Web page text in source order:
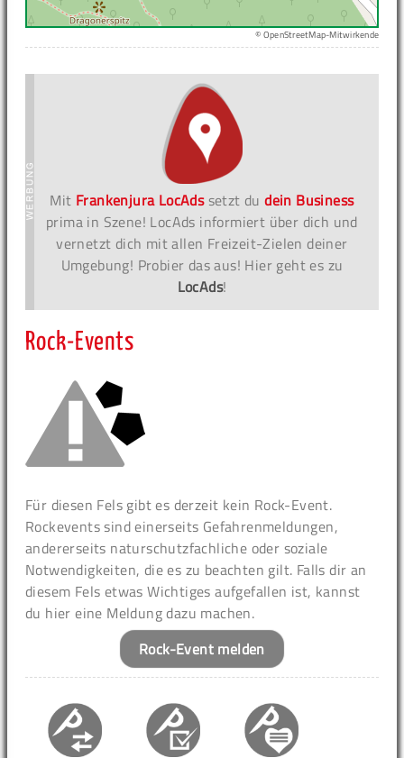
© OpenStreetMap-Mitwirkende
Mit Frankenjura LocAdssetzt dudein Business
prima in Szene! LocAds informiert über dich und
vernetzt dich mit allen Freizeit-Zielen deiner
Umgebung! Probier das aus! Hier geht es zu
LocAds!
Rock-Events
Für diesen Fels gibt es derzeit kein Rock-Event.
Rockevents sind einerseits Gefahrenmeldungen,
andererseits naturschutzfachliche oder soziale
Notwendigkeiten, die es zu beachten gilt. Falls dir an
diesem Fels etwas Wichtiges aufgefallen ist, kannst
du hier eine Meldung dazu machen.
Rock-Event melden